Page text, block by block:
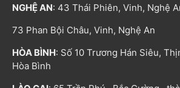
NGHỆ AN: 43 Thái Phiên, Vinh, Nghệ
73 Phan Bội Châu, Vinh, Nghệ An
HÒA BÌNH: Số 10 Trương Hán Siêu,
Hòa Bình